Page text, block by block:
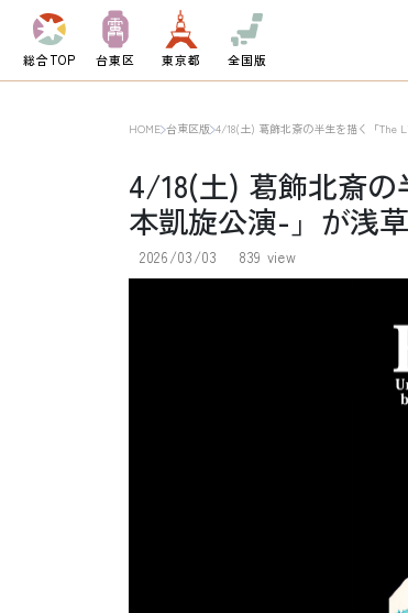
総合TOP 台東区 東京都 全国版
HOME 台東区版 4/18(土) 葛飾北斎の半生を描く「The
4/18(土) 葛飾北斎
本凱旋公演-」が浅
2026/03/03 839 view